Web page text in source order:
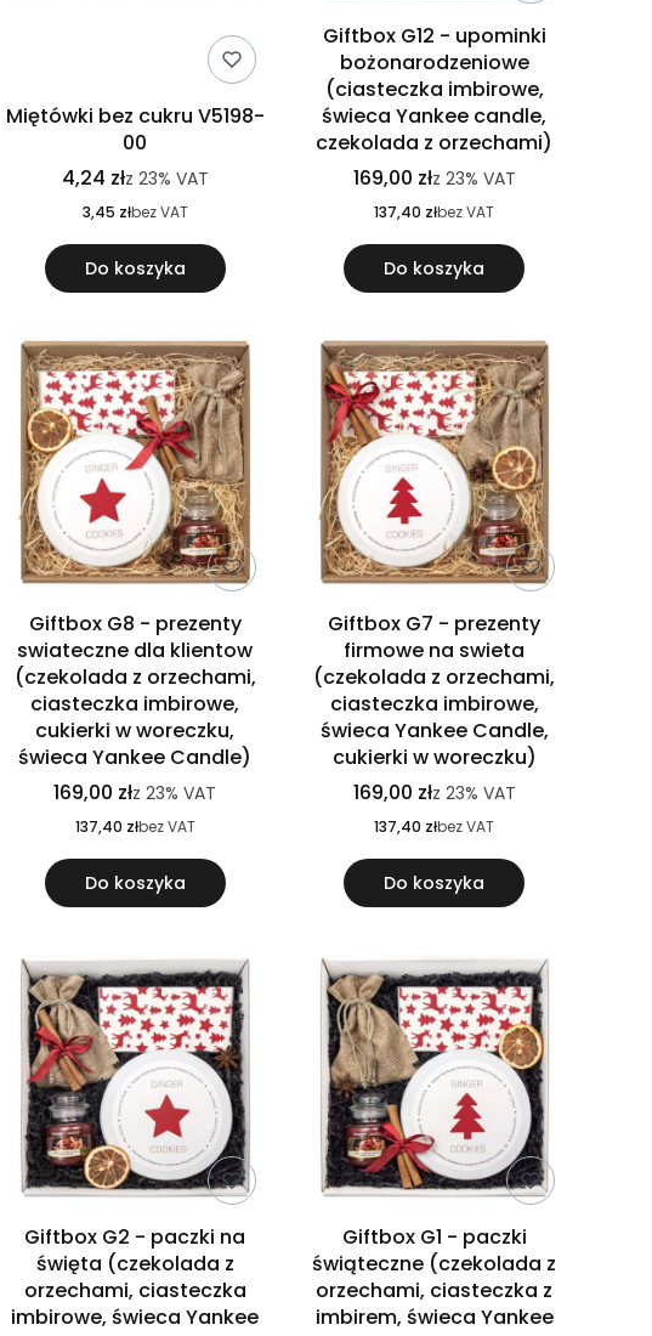
Miętówki bez cukru V5198-
00
4,24 złz 23% VAT
3,45 złbez VAT
Do koszyka
Giftbox G12 - upominki
bożonarodzeniowe
(ciasteczka imbirowe,
świeca Yankee candle,
czekolada z orzechami)
169,00 złz 23% VAT
137,40 złbez VAT
Do koszyka
Giftbox G8 - prezenty
swiateczne dla klientow
(czekolada z orzechami,
ciasteczka imbirowe,
cukierki w woreczku,
świeca Yankee Candle)
169,00 złz23% VAT
137,40 złbez VAT
Do koszyka
Giftbox G7 - prezenty
firmowe na swieta
(czekolada z orzechami,
ciasteczka imbirowe,
świeca Yankee Candle,
cukierki w woreczku)
169,00 złz 23% VAT
137,40 złbez VAT
Do koszyka
Giftbox G2 - paczki na
święta (czekolada z
orzechami, ciasteczka
imbirowe, świeca Yankee
Giftbox G1 - paczki
świąteczne (czekolada z
orzechami, ciasteczka z
imbirem, świeca Yankee